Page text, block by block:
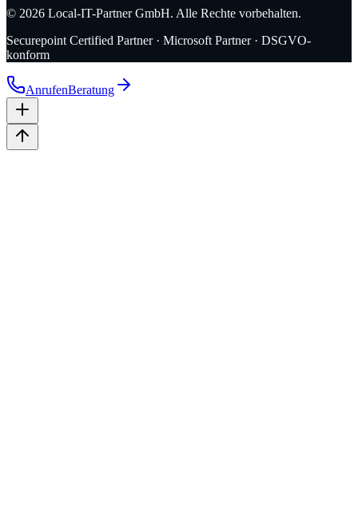
© 2026 Local-IT-Partner GmbH. Alle Rechte vorbehalten.
Securepoint Certified Partner · Microsoft Partner · DSGVO-
konform
AnrufenBeratung